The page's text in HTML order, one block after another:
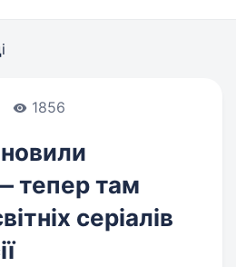
1856
тепер там
серіалів